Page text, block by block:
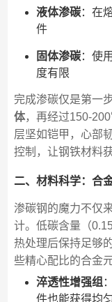
液体渗碳：在
件
固体渗碳：使
度有限
完成渗碳仅是第一
体，再经过150-
层坚如铠甲，心部
控制，让钢铁材料
二、材料科学：合
渗碳钢的魔力不仅
计。低碳含量（
热处理后保持足够
些精心配比的合金元
淬透性增强组
件也能获得均